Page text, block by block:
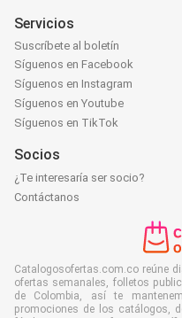
Servicios
Suscríbete al boletín
Síguenos en Facebook
Síguenos en Instagram
Síguenos en Youtube
Síguenos en TikTok
Socios
¿Te interesaría ser socio?
Contáctanos
Catalogosofertas.com.co reúne
ofertas semanales, folletos
de Colombia, así te
promociones de los catálogos,